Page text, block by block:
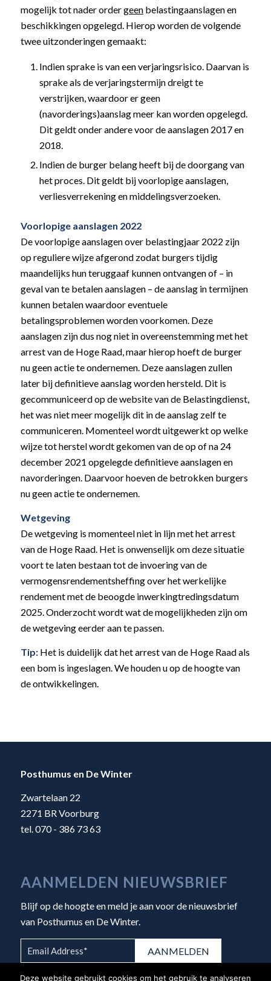
mogelijk tot nader ordergeenbelastingaanslagen en
beschikkingen opgelegd. Hierop worden de volgende
twee uitzonderingen gemaakt:
Indien sprake is van een verjaringsrisico. Daarvan is
sprake als de verjaringstermijn dreigt te
verstrijken, waardoor er geen
(navorderings)aanslag meer kan worden opgelegd.
Dit geldt onder andere voor de aanslagen 2017 en
2018.
Indien de burger belang heeft bij de doorgang van
het proces. Dit geldt bij voorlopige aanslagen,
verliesverrekening en middelingsverzoeken.
Voorlopige aanslagen 2022
De voorlopige aanslagen over belastingjaar 2022 zijn
op reguliere wijze afgerond zodat burgers tijdig
maandelijks hun teruggaaf kunnen ontvangen of – in
geval van te betalen aanslagen – de aanslag in termijnen
kunnen betalen waardoor eventuele
betalingsproblemen worden voorkomen. Deze
aanslagen zijn dus nog niet in overeenstemming met het
arrest van de Hoge Raad, maar hierop hoeft de burger
nu geen actie te ondernemen. Deze aanslagen zullen
later bij definitieve aanslag worden hersteld. Dit is
gecommuniceerd op de website van de Belastingdienst,
het was niet meer mogelijk dit in de aanslag zelf te
communiceren. Momenteel wordt uitgewerkt op welke
wijze tot herstel wordt gekomen van de op of na 24
december 2021 opgelegde definitieve aanslagen en
navorderingen. Daarvoor hoeven de betrokken burgers
nu geen actie te ondernemen.
Wetgeving
De wetgeving is momenteel niet in lijn met het arrest
van de Hoge Raad. Het is onwenselijk om deze situatie
voort te laten bestaan tot de invoering van de
vermogensrendementsheffing over het werkelijke
rendement met de beoogde inwerkingtredingsdatum
2025. Onderzocht wordt wat de mogelijkheden zijn om
de wetgeving eerder aan te passen.
Tip:Het is duidelijk dat het arrest van de Hoge Raad als
een bom is ingeslagen. We houden u op de hoogte van
de ontwikkelingen.
Posthumus en De Winter
Zwartelaan 22
2271 BR Voorburg
tel. 070 - 386 73 63
AANMELDEN NIEUWSBRIEF
Blijf op de hoogte en meld je aan voor de nieuwsbrief
van Posthumus en De Winter.
Deze website gebruikt cookies om het gebruik te analyseren